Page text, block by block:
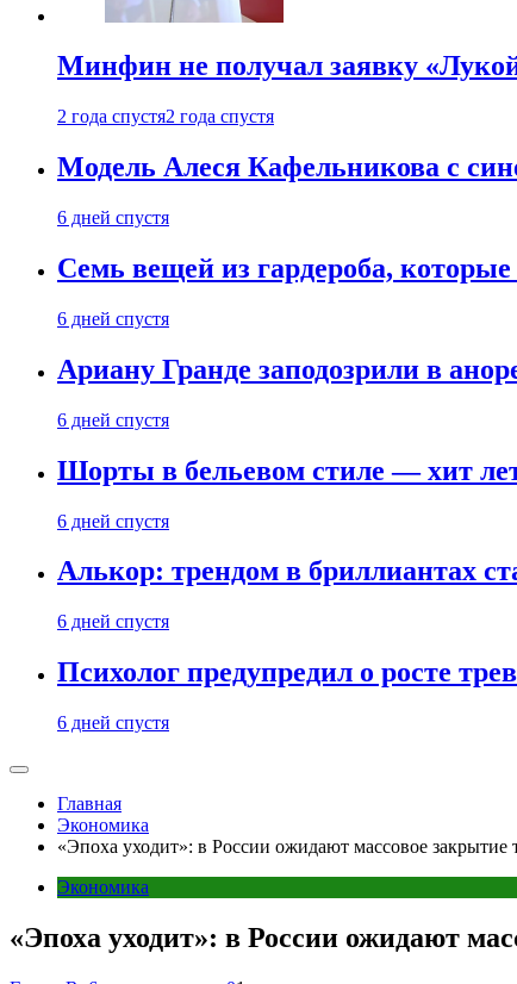
Минфин не получал заявку
2 года спустя2 года спустя
Модель Алеся Кафельникова с
6 дней спустя
Семь вещей из гардероба,
6 дней спустя
Ариану Гранде заподозрили в
6 дней спустя
Шорты в бельевом стиле — хит
6 дней спустя
Алькор: трендом в бриллиантах
6 дней спустя
Психолог предупредил о росте
6 дней спустя
Главная
Экономика
«Эпоха уходит»: в России ожидают массовое закрытие
Экономика
«Эпоха уходит»: в России ожидают